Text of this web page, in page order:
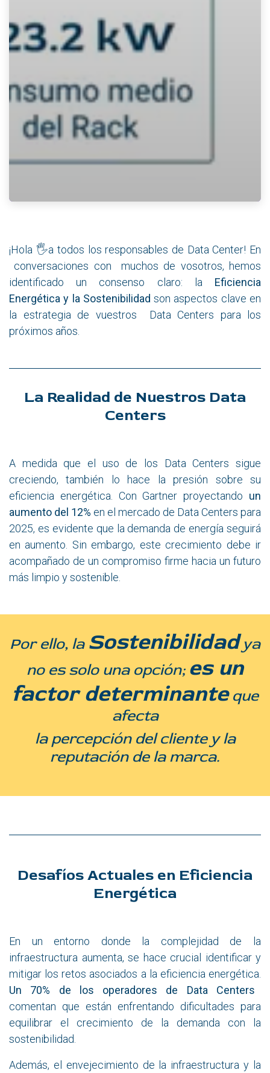
¡Hola 🖐a todos los responsables de Data Center! En
conversaciones con muchos de vosotros, hemos
identificado un consenso claro: la Eficiencia
Energética y la Sostenibilidad son aspectos clave en
la estrategia de vuestros Data Centers para los
próximos años.
La Realidad de Nuestros Data
Centers
A medida que el uso de los Data Centers sigue
creciendo, también lo hace la presión sobre su
eficiencia energética. Con Gartner proyectando un
aumento del 12% en el mercado de Data Centers para
2025, es evidente que la demanda de energía seguirá
en aumento. Sin embargo, este crecimiento debe ir
acompañado de un compromiso firme hacia un futuro
más limpio y sostenible.
Por ello, la Sostenibilidadya
no es solo una opción; es un
factor determinante que
afecta
la percepción del cliente y la
reputación de la marca.
Desafíos Actuales en Eficiencia
Energética
En un entorno donde la complejidad de la
infraestructura aumenta, se hace crucial identificar y
mitigar los retos asociados a la eficiencia energética.
Un 70% de los operadores de Data Centers
comentan que están enfrentando dificultades para
equilibrar el crecimiento de la demanda con la
sostenibilidad.
Además, el envejecimiento de la infraestructura y la